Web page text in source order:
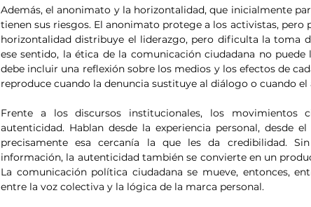
Además, el anonimato y la horizontalidad, que inicialmente
tienen sus riesgos. El anonimato protege a los activistas, pero
horizontalidad distribuye el liderazgo, pero dificulta la toma
ese sentido, la ética de la comunicación ciudadana no
debe incluir una reflexión sobre los medios y los efectos de
reproduce cuando la denuncia sustituye al diálogo o cuando
Frente a los discursos institucionales, los movimientos
autenticidad. Hablan desde la experiencia personal, desde
precisamente esa cercanía la que les da credibilidad.
información, la autenticidad también se convierte en un
La comunicación política ciudadana se mueve, entonces,
entre la voz colectiva y la lógica de la marca personal.